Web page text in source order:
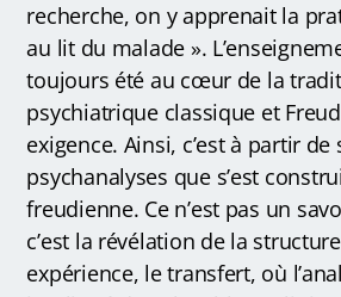
recherche, on y apprenait la
au lit du malade ».
toujours été au cœur de la
psychiatrique classique et
exigence. Ainsi, c’est à partir de
psychanalyses que s’est
freudienne. Ce n’est pas un
c’est la révélation de la
expérience, le transfert, où